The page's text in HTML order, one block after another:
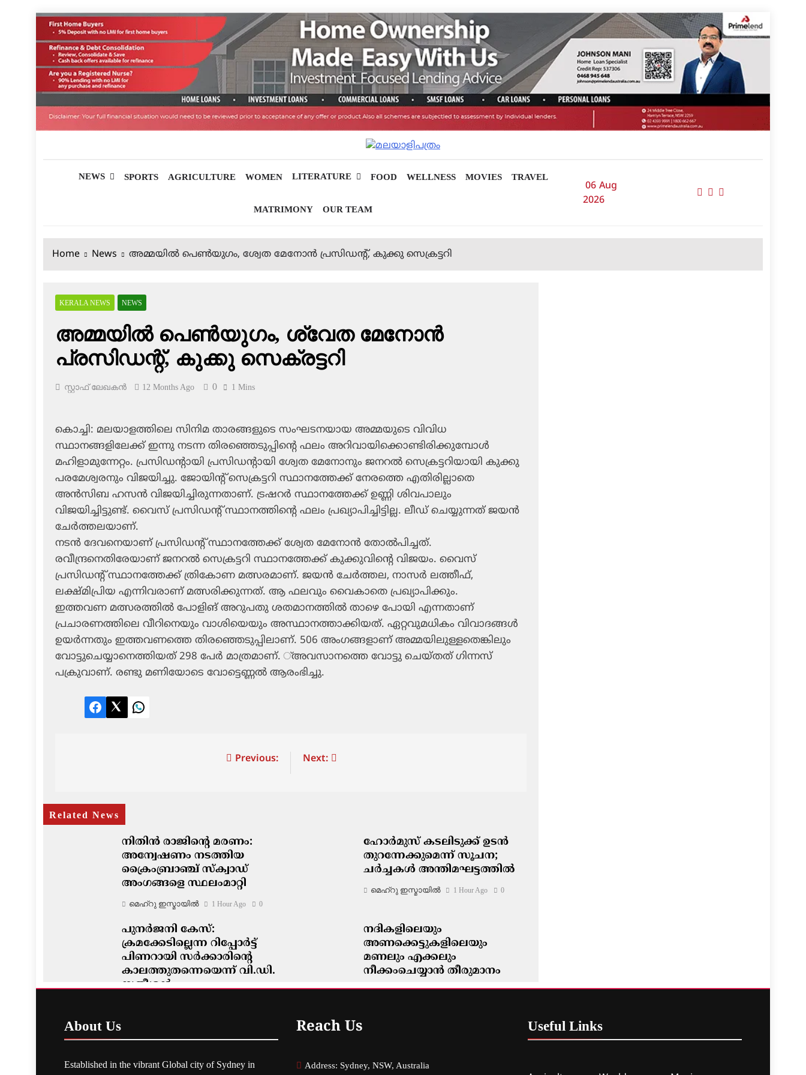
Skip
content
NEWS SPORTS AGRICULTURE WOMEN LITERATURE FOOD WELLNESS MOVIES TRAVEL
MATRIMONY OUR TEAM
06 Aug
2026
Home News അമ്മയില്‍ പെണ്‍യുഗം, ശ്വേത മേനോന്‍ പ്രസിഡന്റ്, കുക്കു സെക്രട്ടറി
KERALA NEWS NEWS
അമ്മയില്‍ പെണ്‍യുഗം, ശ്വേത മേനോന്‍
പ്രസിഡന്റ്, കുക്കു സെക്രട്ടറി
സ്റ്റാഫ് ലേഖകൻ 12 Months Ago 0 1 Mins
കൊച്ചി: മലയാളത്തിലെ സിനിമ താരങ്ങളുടെ സംഘടനയായ അമ്മയുടെ വിവിധ
സ്ഥാനങ്ങളിലേക്ക് ഇന്നു നടന്ന തിരഞ്ഞെടുപ്പിന്റെ ഫലം അറിവായിക്കൊണ്ടിരിക്കുമ്പോള്‍
മഹിളാമുന്നേറ്റം. പ്രസിഡന്റായി പ്രസിഡന്റായി ശ്വേത മേനോനും ജനറല്‍ സെക്രട്ടറിയായി കുക്കു
പരമേശ്വരനും വിജയിച്ചു. ജോയിന്റ് സെക്രട്ടറി സ്ഥാനത്തേക്ക് നേരത്തെ എതിരില്ലാതെ
അന്‍സിബ ഹസന്‍ വിജയിച്ചിരുന്നതാണ്. ട്രഷറര്‍ സ്ഥാനത്തേക്ക് ഉണ്ണി ശിവപാലും
വിജയിച്ചിട്ടുണ്ട്. വൈസ് പ്രസിഡന്റ് സ്ഥാനത്തിന്റെ ഫലം പ്രഖ്യാപിച്ചിട്ടില്ല. ലീഡ് ചെയ്യുന്നത് ജയന്‍
ചേര്‍ത്തലയാണ്.
നടന്‍ ദേവനെയാണ് പ്രസിഡന്റ് സ്ഥാനത്തേക്ക് ശ്വേത മേനോന്‍ തോല്‍പിച്ചത്.
രവീന്ദ്രനെതിരേയാണ് ജനറല്‍ സെക്രട്ടറി സ്ഥാനത്തേക്ക് കുക്കുവിന്റെ വിജയം. വൈസ്
പ്രസിഡന്റ് സ്ഥാനത്തേക്ക് ത്രികോണ മത്സരമാണ്. ജയന്‍ ചേര്‍ത്തല, നാസര്‍ ലത്തീഫ്,
ലക്ഷ്മിപ്രിയ എന്നിവരാണ് മത്സരിക്കുന്നത്. ആ ഫലവും വൈകാതെ പ്രഖ്യാപിക്കും.
ഇത്തവണ മത്സരത്തില്‍ പോളിങ് അറുപതു ശതമാനത്തില്‍ താഴെ പോയി എന്നതാണ്
പ്രചാരണത്തിലെ വീറിനെയും വാശിയെയും അസ്ഥാനത്താക്കിയത്. ഏറ്റവുമധികം വിവാദങ്ങള്‍
ഉയര്‍ന്നതും ഇത്തവണത്തെ തിരഞ്ഞെടുപ്പിലാണ്. 506 അംഗങ്ങളാണ് അമ്മയിലുള്ളതെങ്കിലും
വോട്ടുചെയ്യാനെത്തിയത് 298 പേര്‍ മാത്രമാണ്. ്അവസാനത്തെ വോട്ടു ചെയ്തത് ഗിന്നസ്
പക്രുവാണ്. രണ്ടു മണിയോടെ വോട്ടെണ്ണല്‍ ആരംഭിച്ചു.
Facebook
TwitterLinkedIn
Previous: Next:
Related News
നിതിൻ രാജിന്റെ മരണം:
അന്വേഷണം നടത്തിയ
ക്രൈംബ്രാഞ്ച് സ്ക്വാഡ്
അംഗങ്ങളെ സ്ഥലംമാറ്റി
മെഹ്റു ഇസ്മായില്‍ 1 Hour Ago 0
ഹോർമുസ് കടലിടുക്ക് ഉടൻ
തുറന്നേക്കുമെന്ന് സൂചന;
ചർച്ചകൾ അന്തിമഘട്ടത്തിൽ
മെഹ്റു ഇസ്മായില്‍ 1 Hour Ago 0
പുനർജനി കേസ്:
ക്രമക്കേടില്ലെന്ന റിപ്പോർട്ട്
പിണറായി സർക്കാരിന്റെ
കാലത്തുതന്നെയെന്ന് വി.ഡി.
സതീശൻ
നദികളിലെയും
അണക്കെട്ടുകളിലെയും
മണലും എക്കലും
നീക്കംചെയ്യാൻ തീരുമാനം
മെഹ്റു ഇസ്മായില്‍ 1 Hour Ago 0
About Us
Established in the vibrant Global city of Sydney in
Reach Us
Address: Sydney, NSW, Australia
UsefulLinks